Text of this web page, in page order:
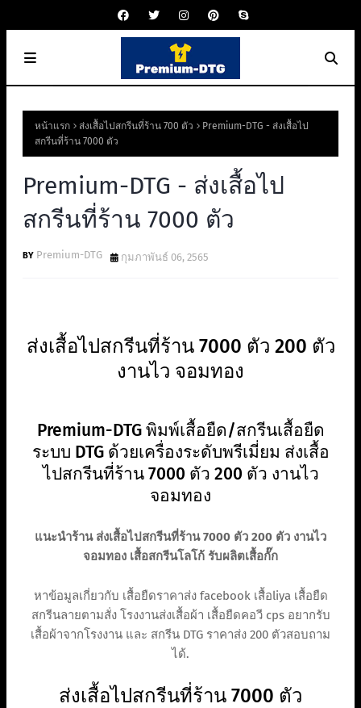
หน้าแรก ส่งเสื้อไปสกรีนที่ร้าน 700 ตัว
Premium-DTG - ส่งเสื้อไป
สกรีนที่ร้าน 7000 ตัว
Premium-DTG - ส่งเสื้อไป
สกรีนที่ร้าน 7000 ตัว
Premium-DTG กุมภาพันธ์ 06, 2565
ส่งเสื้อไปสกรีนที่ร้าน 7000 ตัว 200 ตัว
งานไว จอมทอง
Premium-DTG พิมพ์เสื้อยืด/สกรีนเสื้อยืด
ระบบ DTG ด้วยเครื่องระดับพรีเมี่ยม ส่งเสื้อ
ไปสกรีนที่ร้าน 7000 ตัว 200 ตัว งานไว
จอมทอง
แนะนำร้าน ส่งเสื้อไปสกรีนที่ร้าน 7000 ตัว 200 ตัว งานไว
จอมทอง เสื้อสกรีนโลโก้ รับผลิตเสื้อกั๊ก
หาข้อมูลเกี่ยวกับ เสื้อยืดราคาส่ง facebook เสื้อliya เสื้อยืด
สกรีนลายตามสั่ง โรงงานส่งเสื้อผ้า เสื้อยืดคอวี cps อยากรับ
เสื้อผ้าจากโรงงาน และ สกรีน DTG ราคาส่ง 200 ตัวสอบถาม
ได้.
ส่งเสื้อไปสกรีนที่ร้าน 7000 ตัว